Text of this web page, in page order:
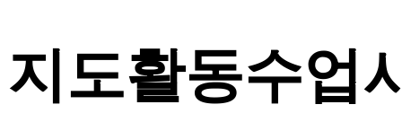
지도활동수업